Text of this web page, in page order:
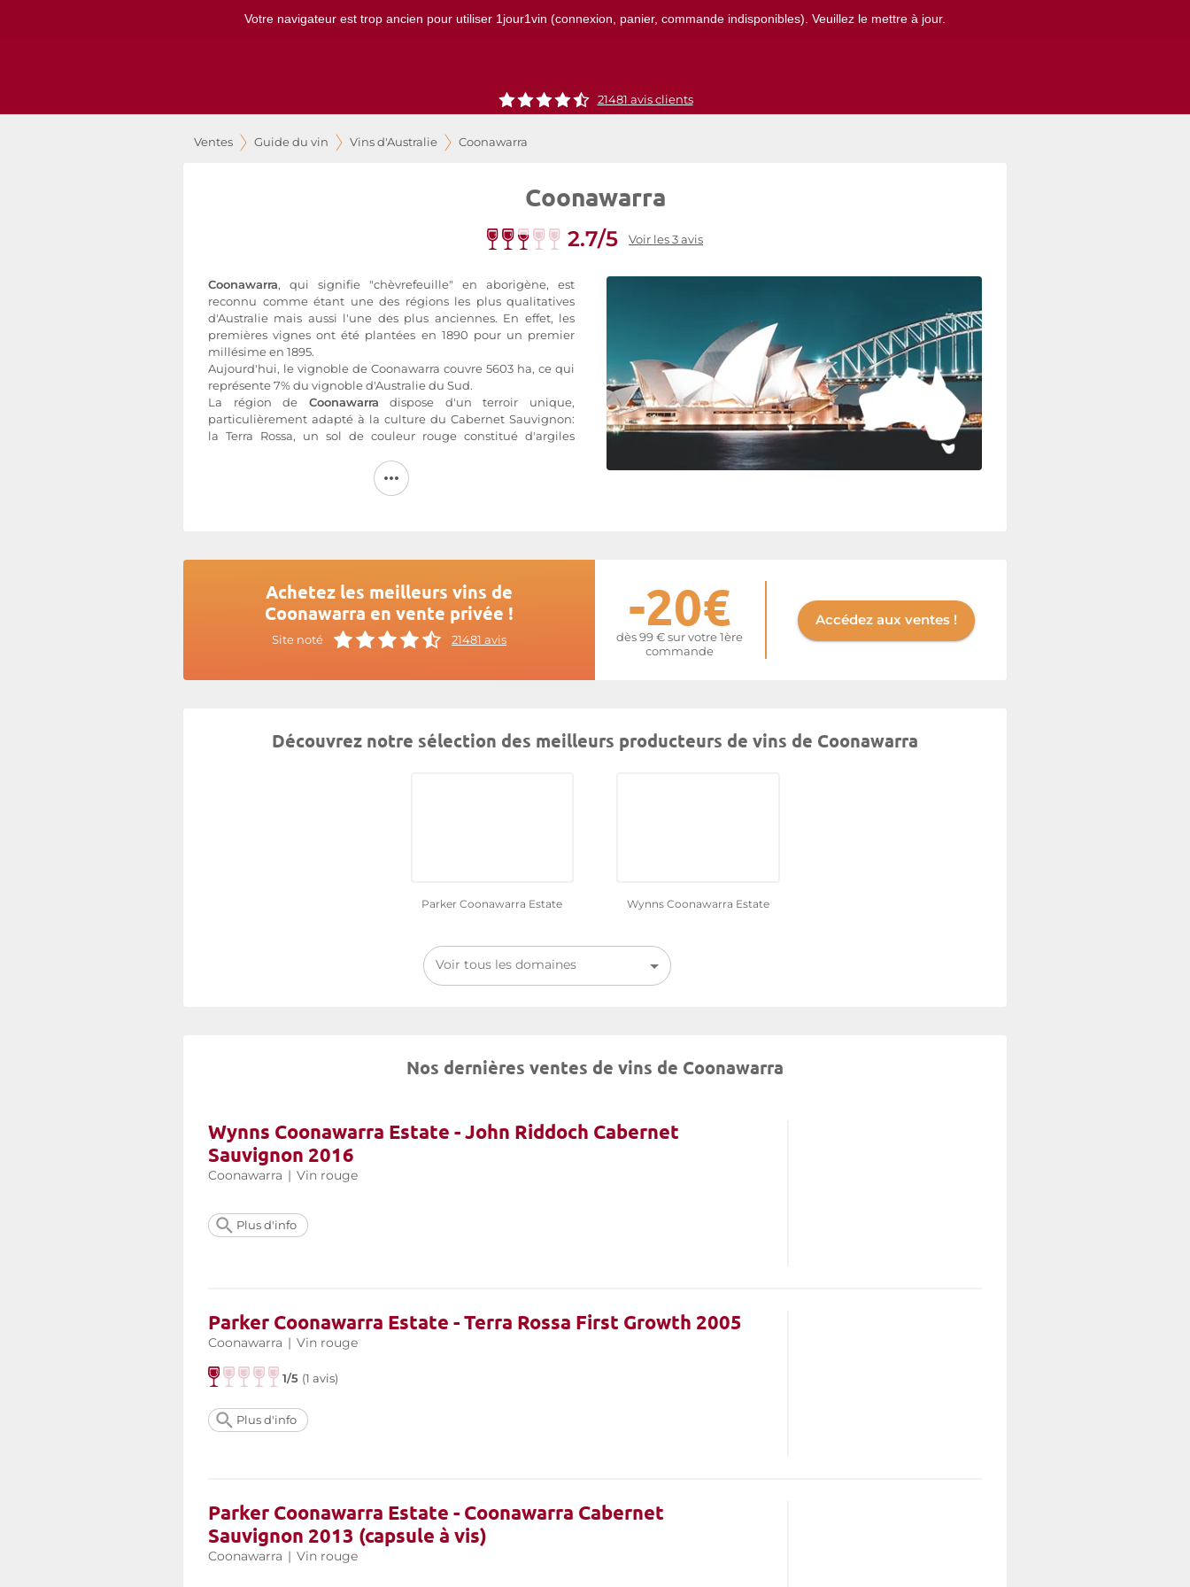
Votre navigateur est trop ancien pour utiliser 1jour1vin (connexion, panier, commande indisponibles). Veuillez le mettre à jour.
21481 avis clients
Ventes Guide du vin Vins d'Australie Coonawarra
Coonawarra
2.7/5 Voir les 3 avis
Coonawarra, qui signifie "chèvrefeuille" en aborigène, est
reconnu comme étant une des régions les plus qualitatives
d'Australie mais aussi l'une des plus anciennes. En effet, les
premières vignes ont été plantées en 1890 pour un premier
millésime en 1895.
Aujourd'hui, le vignoble de Coonawarra couvre 5603 ha, ce qui
représente 7% du vignoble d'Australie du Sud.
La région de Coonawarra dispose d'un terroir unique,
particulièrement adapté à la culture du Cabernet Sauvignon:
la Terra Rossa, un sol de couleur rouge constitué d'argiles
en hiver et 19°C en été, avec des nuits froides et une longue
saison de mûrissement des raisins.
Achetez les meilleurs vins de
Coonawarra en vente privée !
Site noté 21481 avis
-20€
dès 99 € sur votre 1ère
commande
Accédez aux ventes !
Découvrez notre sélection des meilleurs producteurs de vins de Coonawarra
Parker Coonawarra Estate Wynns Coonawarra Estate
Voir tous les domaines
Nos dernières ventes de vins de Coonawarra
Wynns Coonawarra Estate - John Riddoch Cabernet
Sauvignon 2016
Coonawarra | Vin rouge
Plus d'info
Parker Coonawarra Estate - Terra Rossa First Growth 2005
Coonawarra | Vin rouge
1/5 (1 avis)
Plus d'info
Parker Coonawarra Estate - Coonawarra Cabernet
Sauvignon 2013 (capsule à vis)
Coonawarra | Vin rouge